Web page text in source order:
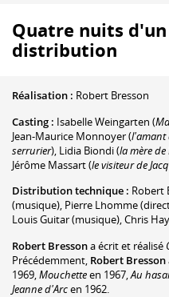
Quatre nuits
distribution
Réalisation : Robert Bresson
Casting : Isabelle Weingarten (
Jean-Maurice Monnoyer(l'amant
serrurier), Lidia Biondi(la mère
Jérôme Massart(le visiteur de
Distribution technique : Robert
(musique), Pierre Lhomme
Louis Guitar(musique),Chris
Robert Bressona écrit et réalisé
Précédemment, Robert Bresson
1969, Mouchetteen 1967, Au
Jeanne d'Arcen 1962.